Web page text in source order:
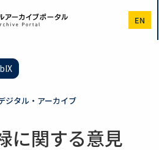
EN
ジタル・アーカイブ
に関する意見